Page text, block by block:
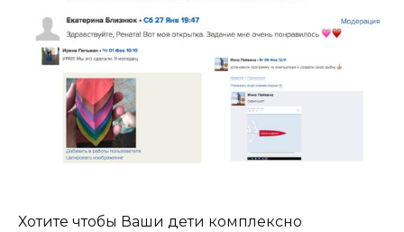
Хотите чтобы Ваши дети комплексно